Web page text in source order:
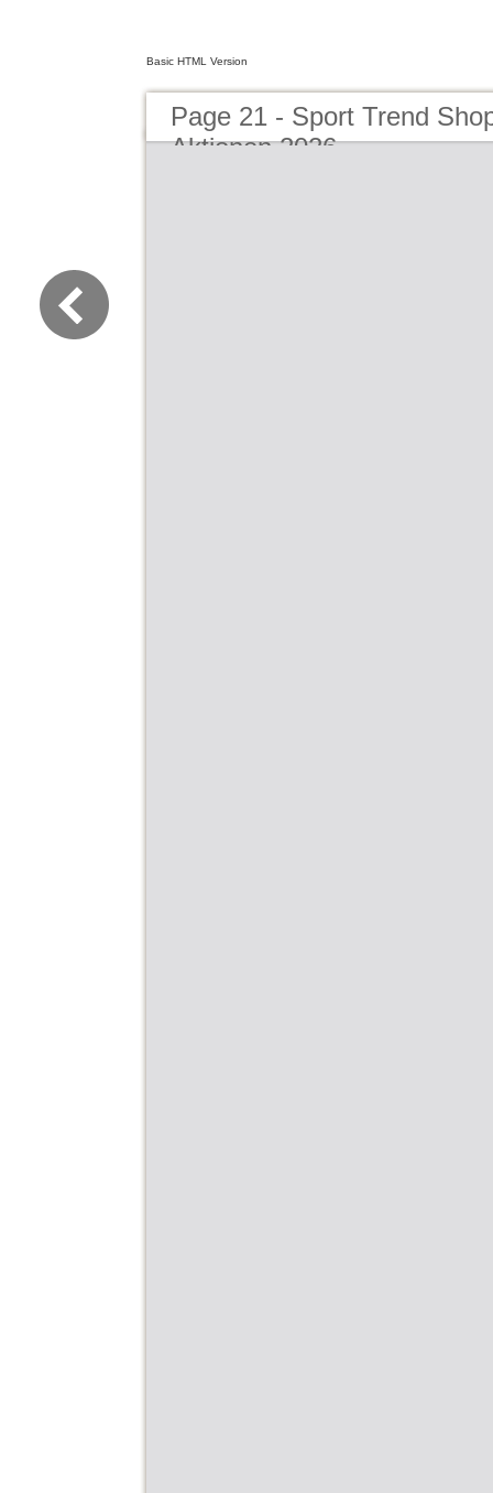
Basic HTML Version
Page 21 - Sport Trend
Aktionen 2026